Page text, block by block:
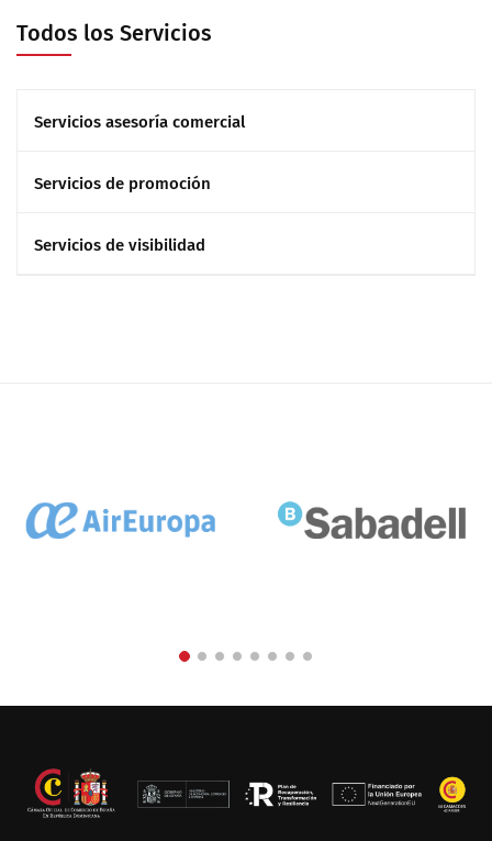
Todos los Servicios
Servicios asesoría comercial
Servicios de promoción
Servicios de visibilidad